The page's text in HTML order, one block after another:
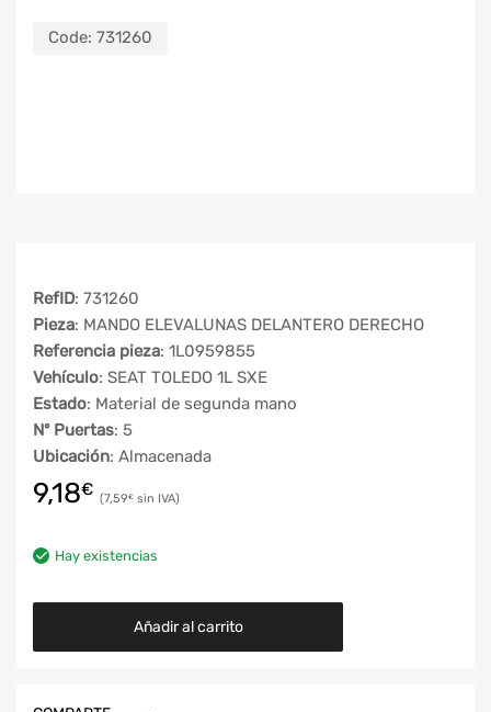
Code: 731260
RefID: 731260
Pieza: MANDO ELEVALUNAS DELANTERO DERECHO
Referencia pieza: 1L0959855
Vehículo: SEAT TOLEDO 1L SXE
Estado: Material de segunda mano
Nº Puertas: 5
Ubicación: Almacenada
9,18€ 7,59€
Hay existencias
Añadir al carrito